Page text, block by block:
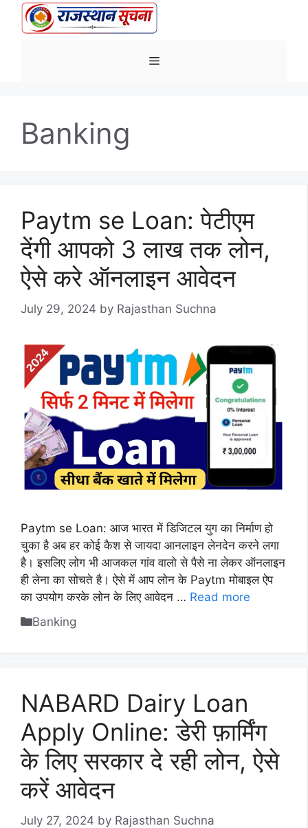
Skip
Menu
Banking
Paytm se Loan: पेटीएम
देंगी आपको 3 लाख तक लोन,
ऐसे करे ऑनलाइन आवेदन
July 29, 2024 by Rajasthan Suchna
Paytm se Loan: आज भारत में डिजिटल युग का निर्माण हो
चुका है अब हर कोई कैश से जायदा आनलाइन लेनदेन करने लगा
है। इसलिए लोग भी आजकल गांव वालो से पैसे ना लेकर ऑनलाइन
ही लेना का सोचते है। ऐसे में आप लोन के Paytm मोबाइल ऐप
का उपयोग करके लोन के लिए आवेदन … Read more
Categories
Banking
NABARD Dairy Loan
Apply Online: डेरी फ़ार्मिंग
के लिए सरकार दे रही लोन, ऐसे
करें आवेदन
July 27, 2024 by Rajasthan Suchna